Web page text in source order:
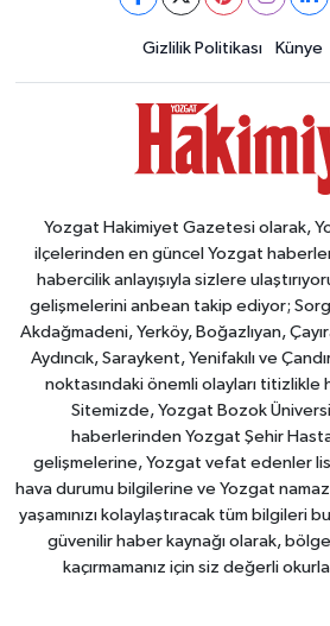
Gizlilik Politikası Künye
Yozgat Hakimiyet Gazetesi olarak,
ilçelerinden en güncel Yozgat
habercilik anlayışıyla sizlere
gelişmelerini anbean takip ediyor;
Akdağmadeni, Yerköy, Boğazlıyan,
Aydıncık, Saraykent, Yenifakılı ve
noktasındaki önemli olayları titizlikle
Sitemizde, Yozgat Bozok
haberlerinden Yozgat Şehir
gelişmelerine, Yozgat vefat edenler
hava durumu bilgilerine ve Yozgat
yaşamınızı kolaylaştıracak tüm bilgileri
güvenilir haber kaynağı olarak,
kaçırmamanız için siz değerli